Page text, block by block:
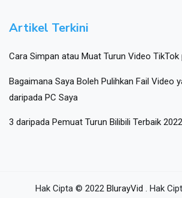
Artikel Terkini
Cara Simpan atau Muat Turun Video TikTok
Bagaimana Saya Boleh Pulihkan Fail Video
daripada PC Saya
3 daripada Pemuat Turun Bilibili Terbaik 2022
Hak Cipta © 2022 BlurayVid . Hak